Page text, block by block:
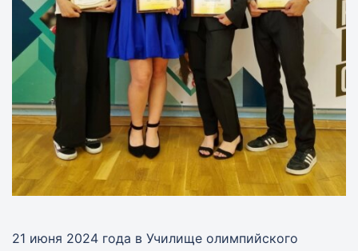
21 июня 2024 года в Училище олимпийского